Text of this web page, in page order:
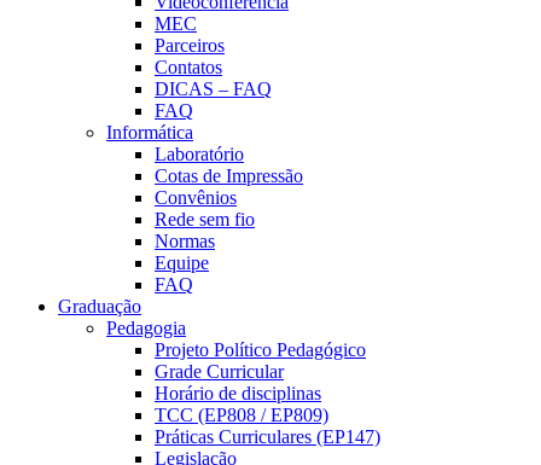
MEC
Parceiros
Contatos
DICAS – FAQ
FAQ
Informática
Laboratório
Cotas de Impressão
Convênios
Rede sem fio
Normas
Equipe
FAQ
Graduação
Pedagogia
Projeto Político Pedagógico
Grade Curricular
Horário de disciplinas
TCC (EP808 / EP809)
Práticas Curriculares (EP147)
Legislação